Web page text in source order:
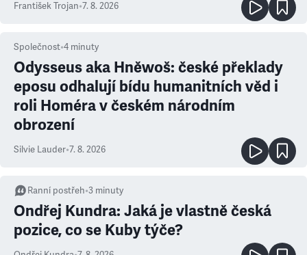
František Trojan•7. 8. 2026
Společnost•4 minuty
Odysseus aka Hněwoš: české překlady
eposu odhalují bídu humanitních věd i
roli Homéra v českém národním
obrození
Silvie Lauder•7. 8. 2026
Ranní postřeh•3 minuty
Ondřej Kundra: Jaká je vlastně česká
pozice, co se Kuby týče?